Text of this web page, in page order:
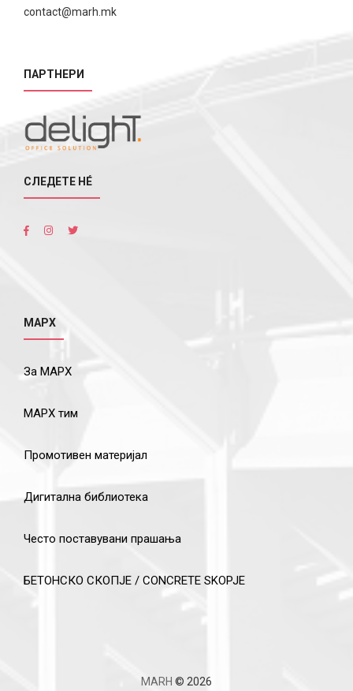
contact@marh.mk
ПАРТНЕРИ
СЛЕДЕТЕ НÉ
МАРХ
За МАРХ
МАРХ тим
Промотивен материјал
Дигитална библиотека
Често поставувани прашања
БЕТОНСКО СКОПЈЕ / CONCRETE SKOPJE
MARH © 2026